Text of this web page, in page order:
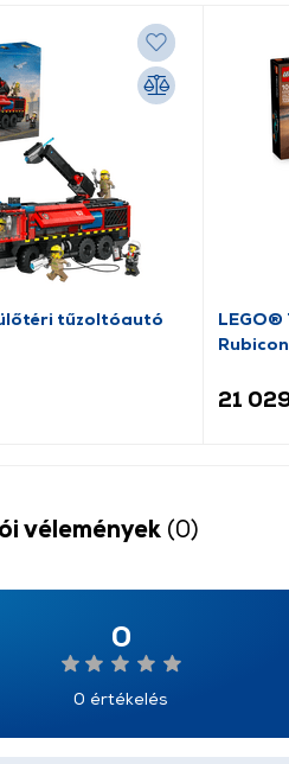
tűzoltóautó
LEGO®
21
vélemények (0)
0
0 értékelés